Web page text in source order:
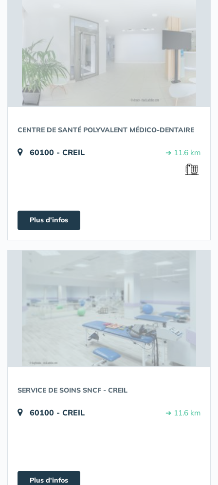
CENTRE DE SANTÉ POLYVALENT MÉDICO-DENTAIRE
60100 - CREIL ➔ 11.6 km
Plus d'infos
SERVICE DE SOINS SNCF - CREIL
60100 - CREIL ➔ 11.6 km
Plus d'infos